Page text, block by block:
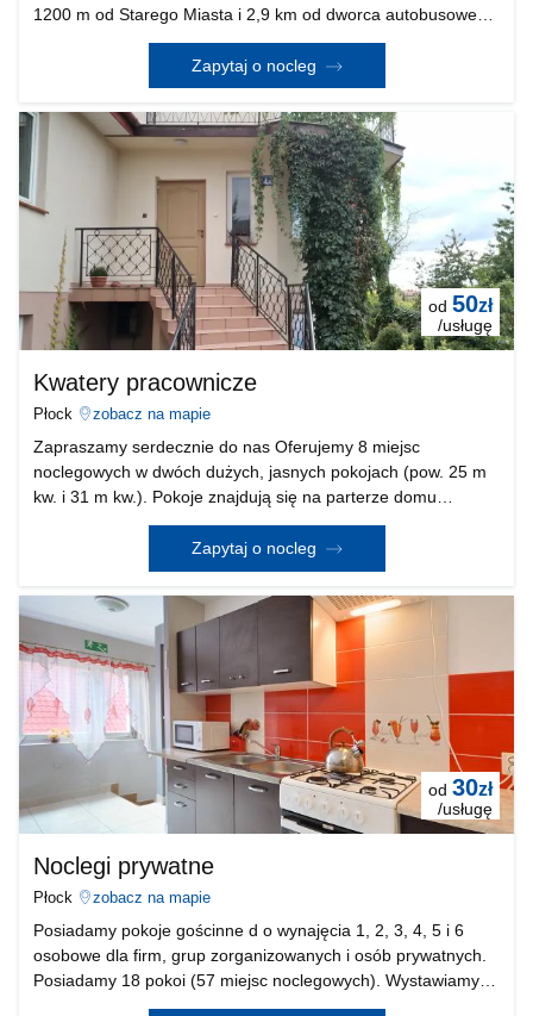
1200 m od Starego Miasta i 2,9 km od dworca autobusowego
i kolejowego . W promieniu 300 m znajdują się cztery sklepy
spożywcze , w tym dwa średnio powierz
Zapytaj o nocleg
od 50zł
/usługę
Kwatery pracownicze
Płock zobacz na mapie
Zapraszamy serdecznie do nas Oferujemy 8 miejsc
noclegowych w dwóch dużych, jasnych pokojach (pow. 25 m
kw. i 31 m kw.). Pokoje znajdują się na parterze domu
jednorodzinnego w Płocku przy ul. Boryszewskiej, do
wyłącznej dyspozycji korzystających z noclegu wyposażona
Zapytaj o nocleg
od 30zł
/usługę
Noclegi prywatne
Płock zobacz na mapie
Posiadamy pokoje gościnne d o wynajęcia 1, 2, 3, 4, 5 i 6
osobowe dla firm, grup zorganizowanych i osób prywatnych.
Posiadamy 18 pokoi (57 miejsc noclegowych). Wystawiamy
faktury. Do dyspozycji gości : Kuchnia z pełnym